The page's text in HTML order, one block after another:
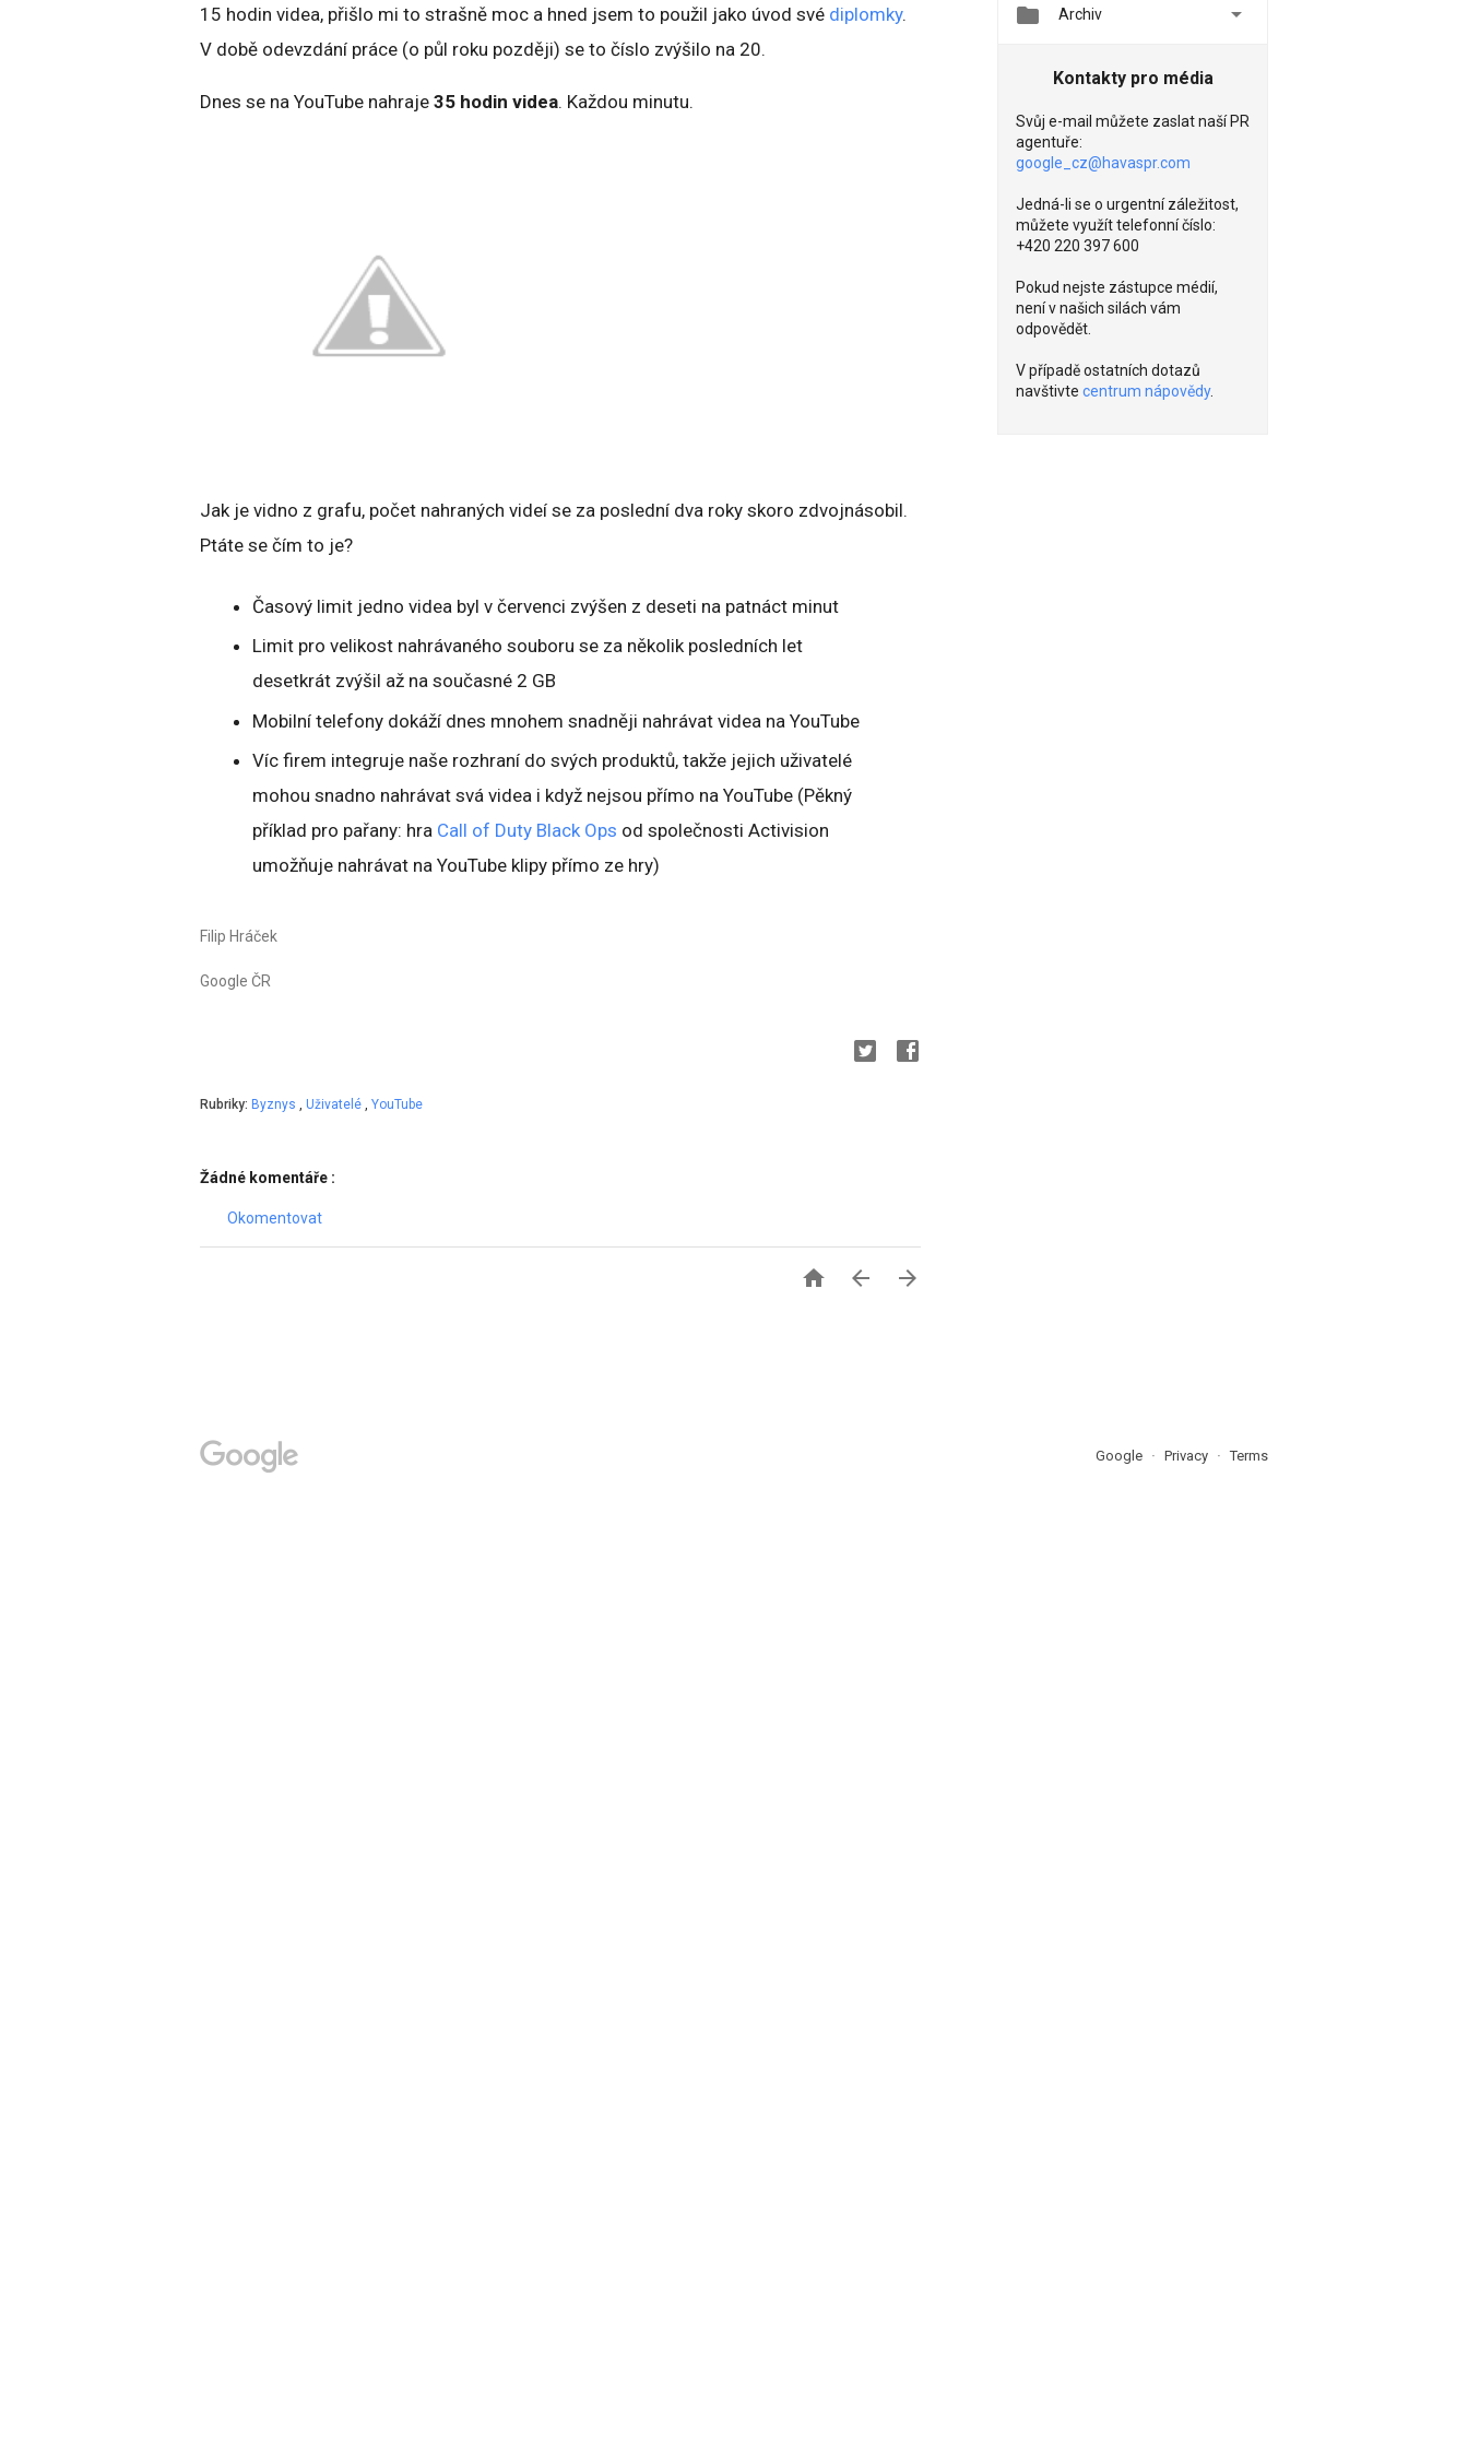
15 hodin videa, přišlo mi to strašně moc a hned jsem to použil jako úvod své diplomky.
V době odevzdání práce (o půl roku později) se to číslo zvýšilo na 20.
Dnes se na YouTube nahraje 35 hodin videa. Každou minutu.
Jak je vidno z grafu, počet nahraných videí se za poslední dva roky skoro zdvojnásobil.
Ptáte se čím to je?
Časový limit jedno videa byl v červenci zvýšen z deseti na patnáct minut
Limit pro velikost nahrávaného souboru se za několik posledních let
desetkrát zvýšil až na současné 2 GB
Mobilní telefony dokáží dnes mnohem snadněji nahrávat videa na YouTube
Víc firem integruje naše rozhraní do svých produktů, takže jejich uživatelé
mohou snadno nahrávat svá videa i když nejsou přímo na YouTube (Pěkný
příklad pro pařany: hra Call of Duty Black Ops od společnosti Activision
umožňuje nahrávat na YouTube klipy přímo ze hry)
Filip Hráček
Google ČR
Rubriky: Byznys Uživatelé YouTube
Žádné komentáře :
Okomentovat
  
 Archiv 
Kontakty pro média
Svůj e-mail můžete zaslat naší PR
agentuře:
google_cz@havaspr.com
Jedná-li se o urgentní záležitost,
můžete využít telefonní číslo:
+420 220 397 600
Pokud nejste zástupce médií,
není v našich silách vám
odpovědět.
V případě ostatních dotazů
navštivte centrum nápovědy.
Google Privacy Terms